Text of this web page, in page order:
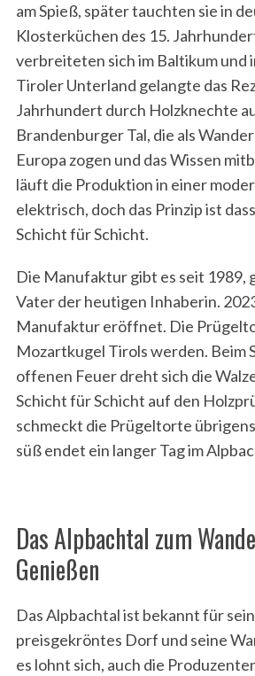
am Spieß, später tauchten sie in
Klosterküchen des 15.
verbreiteten sich im Baltikum und
Tiroler Unterland gelangte das
Jahrhundert durch Holzknechte
Brandenburger Tal, die als
Europa zogen und das Wissen
läuft die Produktion in einer
elektrisch, doch das Prinzip ist
Schicht für Schicht.
Die Manufaktur gibt es seit 1989,
Vater der heutigen Inhaberin.
Manufaktur eröffnet. Die
Mozartkugel Tirols werden. Beim
offenen Feuer dreht sich die
Schicht für Schicht auf den
schmeckt die Prügeltorte
süß endet ein langer Tag im
Das Alpbachtal zum
Genießen
Das Alpbachtal ist bekannt für
preisgekröntes Dorf und seine
es lohnt sich, auch die